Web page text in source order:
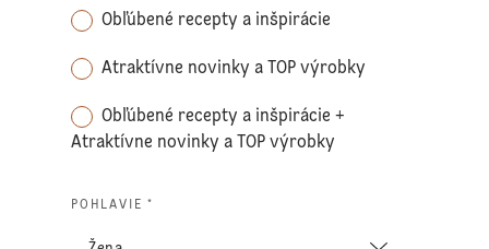
Obľúbené recepty a inšpirácie
Atraktívne novinky a TOP výrobky
Obľúbené recepty a inšpirácie +
Atraktívne novinky a TOP výrobky
POHLAVIE *